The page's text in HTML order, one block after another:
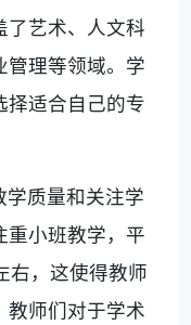
了艺术、人文科
管理等领域。学
择适合自己的专
质量和关注学
重小班教学，平
右，这使得教师
教师们对于学术